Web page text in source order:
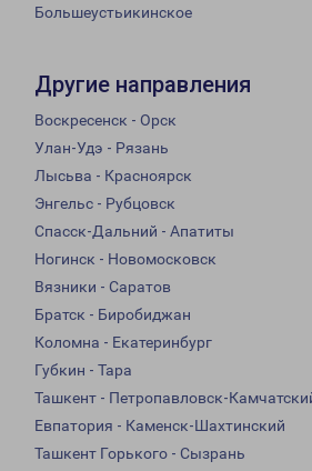
Большеустьикинское
Другие направления
Воскресенск - Орск
Улан-Удэ - Рязань
Лысьва - Красноярск
Энгельс - Рубцовск
Спасск-Дальний - Апатиты
Ногинск - Новомосковск
Вязники - Саратов
Братск - Биробиджан
Коломна - Екатеринбург
Губкин - Тара
Ташкент - Петропавловск-
Евпатория - Каменск-Шахтинский
Ташкент Горького - Сызрань